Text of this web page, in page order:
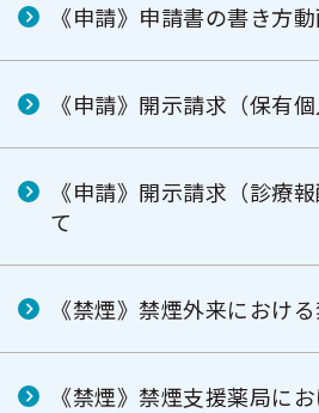
《申請》申請書の書き方
《申請》開示請求（保有
《申請》開示請求（診療
て
《禁煙》禁煙外来におけ
《禁煙》禁煙支援薬局に